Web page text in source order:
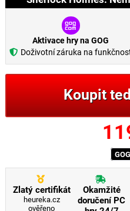
Aktivace hry na GOG
Doživotní záruka na
Koupit
GOG
Zlatý certifikát
heureka.cz
ověřeno
Okamžité
doručení PC